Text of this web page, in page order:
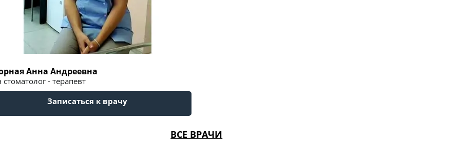
Анна Андреевна
- терапевт
Записаться к врачу
ВСЕ ВРАЧИ